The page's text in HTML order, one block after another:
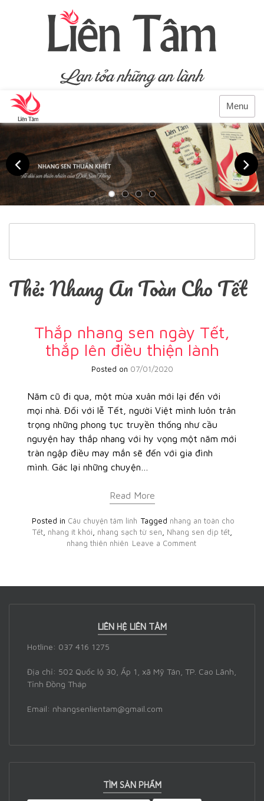
Menu
Thẻ:Nhang An Toàn Cho Tết
Thắp nhang sen ngày Tết,
thắp lên điều thiện lành
Posted on 07/01/2020
Năm cũ đi qua, một mùa xuân mới lại đến với
mọi nhà. Đối với lễ Tết, người Việt mình luôn trân
trọng những phong tục truyền thống như cầu
nguyện hay thắp nhang với hy vọng một năm mới
tràn ngập điều may mắn sẽ đến với gia đình
mình. Gác lại những chuyện…
Read More
Posted in Câu chuyện tâm linh Tagged nhang an toàn cho
Tết, nhang ít khói, nhang sạch từ sen, Nhang sen dịp tết,
nhang thiên nhiên Leave a Comment
LIÊN HỆ LIÊN TÂM
Hotline: 037 416 1275
Địa chỉ: 502 Quốc lộ 30, Ấp 1, xã Mỹ Tân, TP. Cao Lãnh,
Tỉnh Đồng Tháp
Email: nhangsenlientam@gmail.com
TÌM SẢN PHẨM